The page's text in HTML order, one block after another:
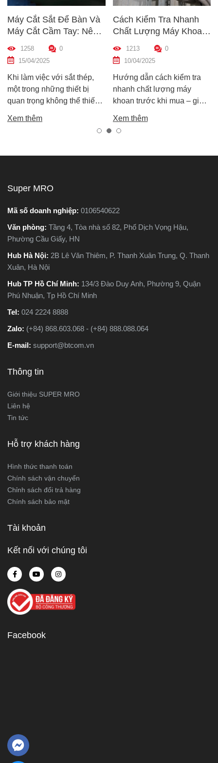
Máy Cắt Sắt Để Bàn Và
Máy Cắt Cầm Tay: Nên
Chọn Loại Nào Phù Hợp
Nhất?
1258
0
15/04/2025
Khi làm việc với sắt thép,
một trong những thiết bị
quan trọng không thể thiếu
nhiên, trên thị trường hiện
nay có hai dòng phổ biến là
bài viết này, Super MRO sẽ
giúp bạn hiểu rõ sự khác
điểm và tư vấn chọn lựa
loại máy phù hợp nhất với
nhu cầu sử dụng thực tế.
Xem thêm
Cách Kiểm Tra Nhanh
Chất Lượng Máy Khoan
Trước Khi Mua – Hướng
Dẫn Chi Tiết Cho Người
Mới
1213
0
10/04/2025
Hướng dẫn cách kiểm tra
nhanh chất lượng máy
khoan trước khi mua – giúp
tốt, bền, hoạt động ổn định,
tránh hàng giả, hàng kém
Xem thêm
Super MRO
Mã số doanh nghiệp: 0106540622
Văn phòng: Tầng 4, Tòa nhà số 82, Phố Dịch Vọng Hậu,
Phường Cầu Giấy, HN
Hub Hà Nội: 2B Lê Văn Thiêm, P. Thanh Xuân Trung, Q. Thanh
Xuân, Hà Nội
Hub TP Hồ Chí Minh: 134/3 Đào Duy Anh, Phường 9, Quận
Phú Nhuận, Tp Hồ Chí Minh
Tel: 024 2224 8888
Zalo: (+84) 868.603.068 - (+84) 888.088.064
E-mail: support@btcom.vn
Thông tin
Giới thiệu SUPER MRO
Liên hệ
Tin tức
Hỗ trợ khách hàng
Hình thức thanh toán
Chính sách vận chuyển
Chỉnh sách đổi trả hàng
Chính sách bảo mật
Tài khoản
Kết nối với chúng tôi
Facebook